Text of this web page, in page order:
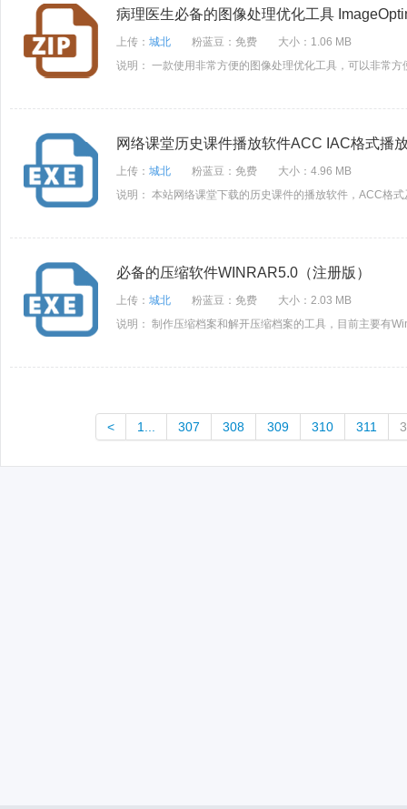
病理医生必备的图像处理优化工具
上传： 城北 粉蓝豆：免费
大小：1.06 MB
说明： 一款使用非常方便的图像处理优化工具，可以非常
网络课堂历史课件播放软件ACC IAC格式播
上传： 城北 粉蓝豆：免费
大小：4.96 MB
说明： 本站网络课堂下载的历史课件的播放软件，ACC格
必备的压缩软件WINRAR5.0（注册版）
上传： 城北 粉蓝豆：免费
大小：2.03 MB
说明： 制作压缩档案和解开压缩档案的工具，目前主要有
< 1... 307 308 309 310 311